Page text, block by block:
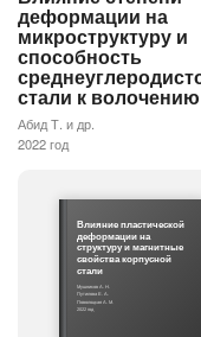
деформации на
микроструктуру и
способность
стали к волочению
Абид Т. и др.
2022 год
Влияние пластической
деформации на
структуру и магнитные
свойства корпусной
стали
Мушников А. Н.
Путилова Е. А.
Поволоцкая А. М.
2022 год